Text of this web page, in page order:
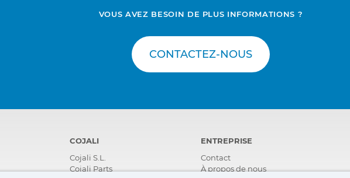
VOUS AVEZ BESOIN DE PLUS INFORMATIONS ?
CONTACTEZ-NOUS
COJALI
Cojali S.L.
Cojali Parts
ENTREPRISE
Contact
À propos de nous